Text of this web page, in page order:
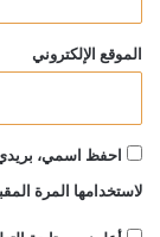
الموقع الإلكتروني
احفظ اسمي، بريدي
لاستخدامها المرة